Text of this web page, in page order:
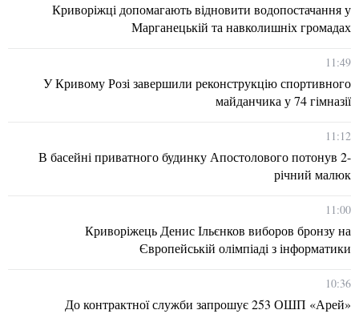
Криворіжці допомагають відновити водопостачання у
Марганецькій та навколишніх громадах
11:49
У Кривому Розі завершили реконструкцію спортивного
майданчика у 74 гімназії
11:12
В басейні приватного будинку Апостолового потонув 2-
річний малюк
11:00
Криворіжець Денис Ільєнков виборов бронзу на
Європейській олімпіаді з інформатики
10:36
До контрактної служби запрошує 253 ОШП «Арей»